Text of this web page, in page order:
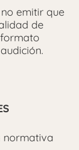
emitir que
de
normativa